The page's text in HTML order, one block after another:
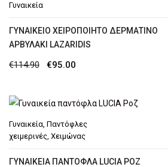
Γυναικεία
ΓΥΝΑΙΚΕΊΟ ΧΕΙΡΟΠΟΊΗΤΟ ΔΕΡΜΆΤΙΝΟ
ΑΡΒΥΛΆΚΙ LAZARIDIS
€114.90
Original
was:
€114.90.
€95.00
τιμή
€95.00.
Γυναικεία Παντόφλες
χειμερινές Χειμώνας
ΓΥΝΑΙΚΕΊΑ ΠΑΝΤΌΦΛΑ LUCIA ΡΟΖ